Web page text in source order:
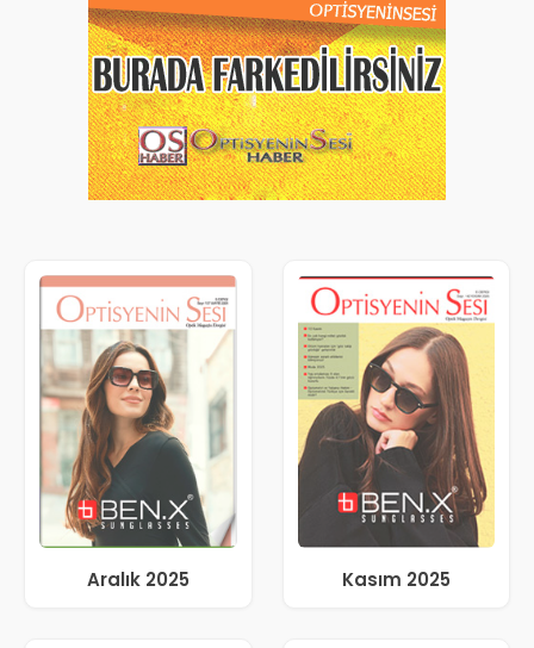
Aralık 2025 Kasım 2025